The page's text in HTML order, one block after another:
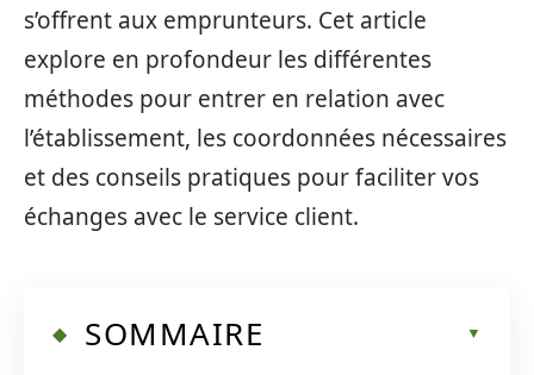
s’offrent aux emprunteurs. Cet article
explore en profondeur les différentes
méthodes pour entrer en relation avec
l’établissement, les coordonnées nécessaires
et des conseils pratiques pour faciliter vos
échanges avec le service client.
SOMMAIRE